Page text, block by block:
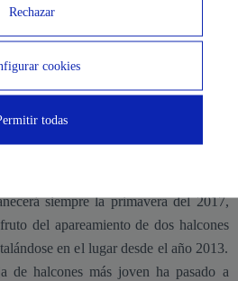
toda su vida, así como el lugar en
los responsables de la Torre Realia
halcones peregrinos que se instalan en
seguimiento de su evolución. Para
edificio año tras año, significa que el
siempre la primavera del 2017,
del apareamiento de dos halcones
en el lugar desde el año 2013.
de halcones más joven ha pasado a
Rechazar
cookies
todas